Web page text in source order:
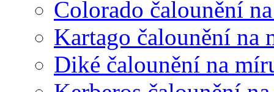
Colorado čalounění
Kartago čalounění na
Diké čalounění na